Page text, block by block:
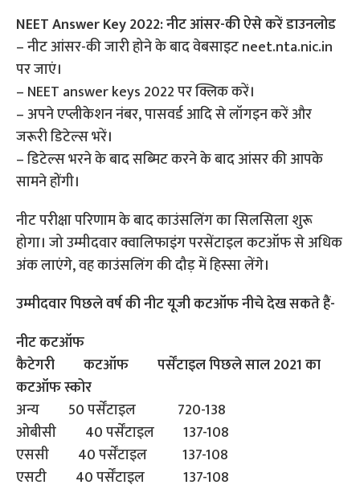
NEET Answer Key 2022: नीट आंसर-की ऐसे करें डाउनलोड
– नीट आंसर-की जारी होने के बाद वेबसाइट neet.nta.nic.in
पर जाएं।
– NEET answer keys 2022 पर क्लिक करें।
– अपने एप्लीकेशन नंबर, पासवर्ड आदि से लॉगइन करें और
जरूरी डिटेल्स भरें।
– डिटेल्स भरने के बाद सब्मिट करने के बाद आंसर की आपके
सामने होंगी।
नीट परीक्षा परिणाम के बाद काउंसलिंग का सिलसिला शुरू
होगा। जो उम्मीदवार क्वालिफाइंग परसेंटाइल कटऑफ से अधिक
अंक लाएंगे, वह काउंसलिंग की दौड़ में हिस्सा लेंगे।
उम्मीदवार पिछले वर्ष की नीट यूजी कटऑफ नीचे देख सकते हैं-
नीट कटऑफ
कैटेगरी कटऑफ पर्सेंटाइल पिछले साल 2021 का
कटऑफ स्कोर
अन्य 50 पर्सेंटाइल 720-138
ओबीसी 40 पर्सेंटाइल 137-108
एससी 40 पर्सेंटाइल 137-108
एसटी 40 पर्सेंटाइल 137-108